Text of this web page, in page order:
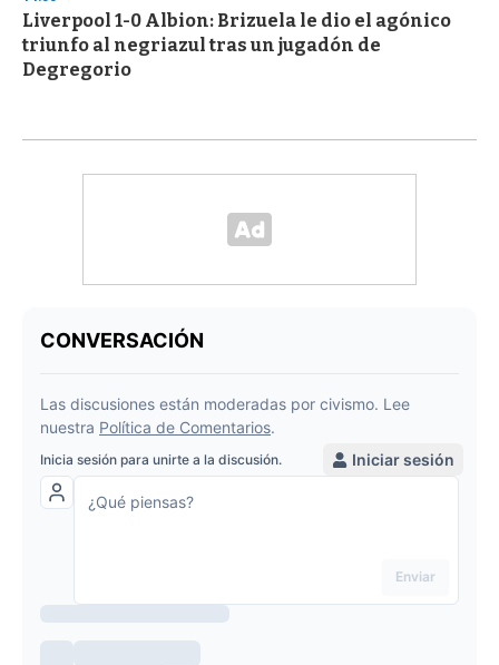
Liverpool 1-0 Albion: Brizuela le dio el agónico
triunfo al negriazul tras un jugadón de
Degregorio